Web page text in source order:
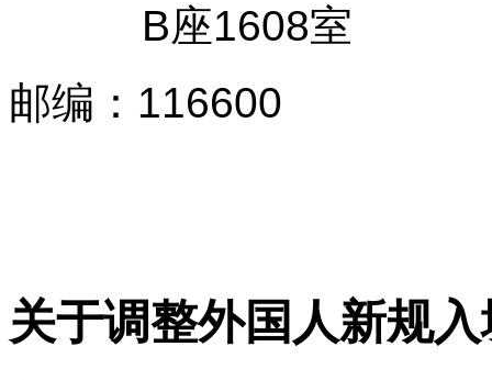
B座1608室
邮编 ： 116600
关于调整外国人新规